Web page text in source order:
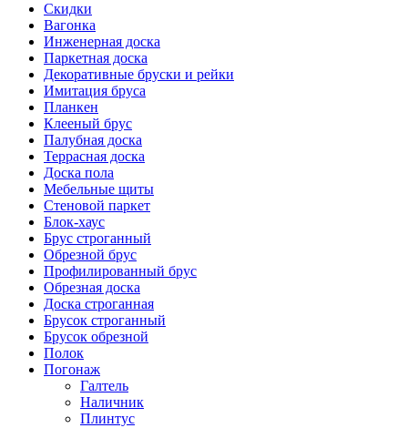
Скидки
Вагонка
Инженерная доска
Паркетная доска
Декоративные бруски и рейки
Имитация бруса
Планкен
Клееный брус
Палубная доска
Террасная доска
Доска пола
Мебельные щиты
Стеновой паркет
Блок-хаус
Брус строганный
Обрезной брус
Профилированный брус
Обрезная доска
Доска строганная
Брусок строганный
Брусок обрезной
Полок
Погонаж
Галтель
Наличник
Плинтус